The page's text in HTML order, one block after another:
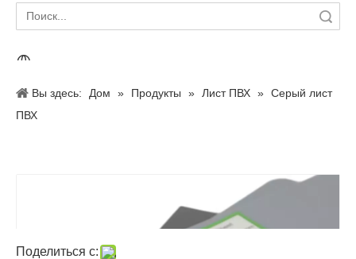
Вы здесь: Дом » Продукты » Лист ПВХ » Серый лист
ПВХ
Поделиться с: